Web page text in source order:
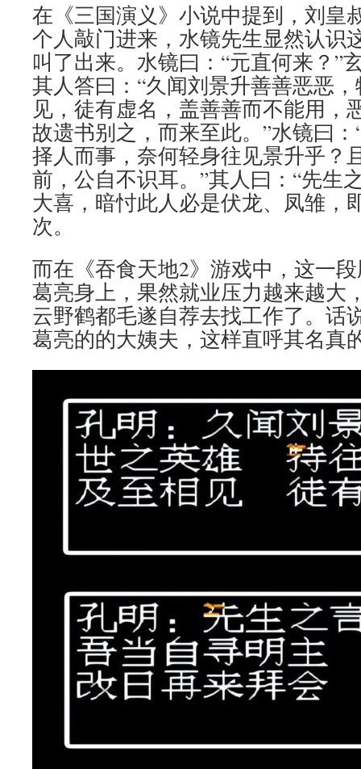
在《三国演义》小说中提到，刘皇
个人敲门进来，水镜先生显然认识
叫了出来。水镜曰：“元直何来？”
其人答曰：“久闻刘景升善善恶恶
见，徒有虚名，盖善善而不能用，
故遗书别之，而来至此。”水镜曰
择人而事，奈何轻身往见景升乎？
前，公自不识耳。”其人曰：“先生
大喜，暗忖此人必是伏龙、凤雏，
次。
而在《吞食天地2》游戏中，这一
葛亮身上，果然就业压力越来越大
云野鹤都毛遂自荐去找工作了。话
葛亮的的大姨夫，这样直呼其名真